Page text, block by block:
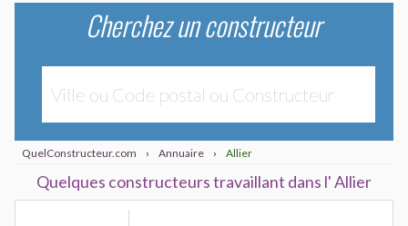
Cherchez un constructeur
QuelConstructeur.com › Annuaire › Allier
Quelques constructeurs travaillant dans l' Allier